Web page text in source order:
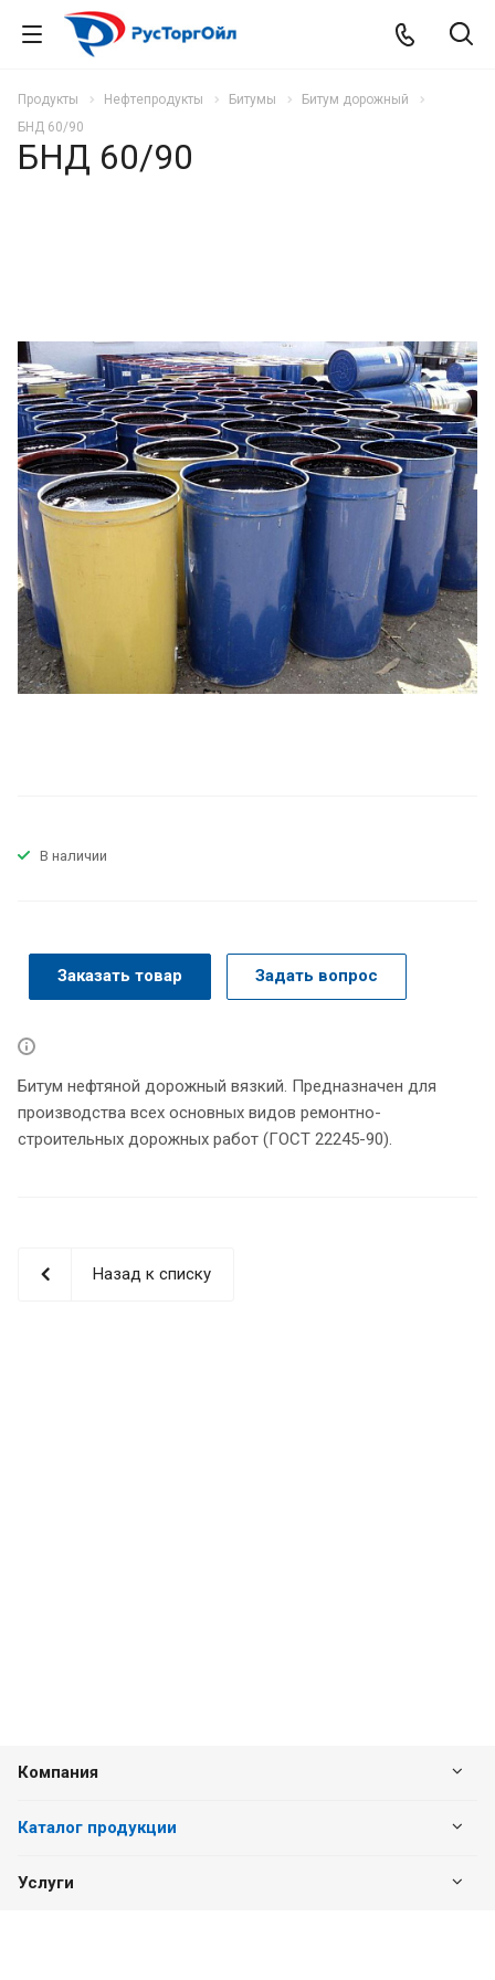
Продукты Нефтепродукты Битумы
Битум дорожный
БНД 60/90
БНД 60/90
В наличии
Заказать товар Задать вопрос
Битум нефтяной дорожный вязкий. Предназначен для
производства всех основных видов ремонтно-
строительных дорожных работ (ГОСТ 22245-90).
Назад к списку
Компания
Каталог продукции
Услуги